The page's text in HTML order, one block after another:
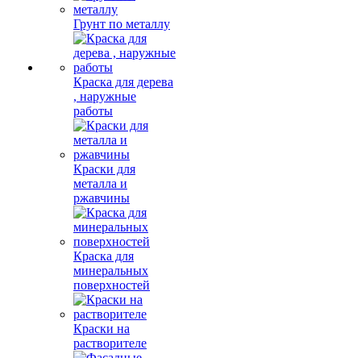
Грунт по металлу
Краска для дерева
, наружные
работы
Краски для
металла и
ржавчины
Краска для
минеральных
поверхностей
Краски на
растворителе